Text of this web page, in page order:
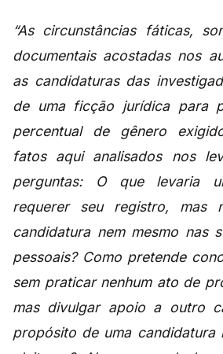
“As circunstâncias fáticas,
documentais acostadas nos
as candidaturas das
de uma ficção jurídica para
percentual de gênero
fatos aqui analisados nos
perguntas: O que levaria
requerer seu registro, mas
candidatura nem mesmo nas
pessoais? Como pretende
sem praticar nenhum ato de
mas divulgar apoio a outro
propósito de uma candidatura